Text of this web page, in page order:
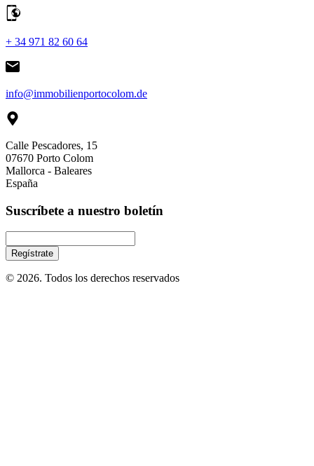
+ 34 971 82 60 64
info@immobilienportocolom.de
Calle Pescadores, 15
07670 Porto Colom
Mallorca - Baleares
España
Suscríbete a nuestro boletín
© 2026. Todos los derechos reservados